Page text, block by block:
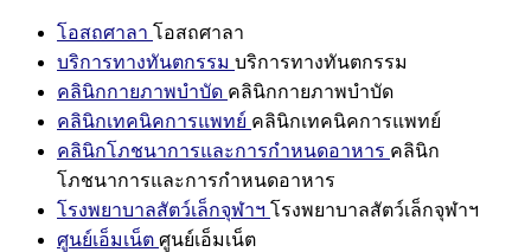
โอสถศาลา โอสถศาลา
บริการทางทันตกรรม บริการทางทันตกรรม
คลินิกกายภาพบำบัด คลินิกกายภาพบำบัด
คลินิกเทคนิคการแพทย์ คลินิกเทคนิคการแพทย์
คลินิกโภชนาการและการกำหนดอาหาร คลินิก
โภชนาการและการกำหนดอาหาร
โรงพยาบาลสัตว์เล็กจุฬาฯ โรงพยาบาลสัตว์เล็กจุฬาฯ
ศูนย์เอ็มเน็ต ศูนย์เอ็มเน็ต